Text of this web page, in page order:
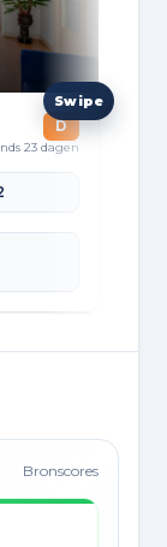
D
23 dagen
Bronscores